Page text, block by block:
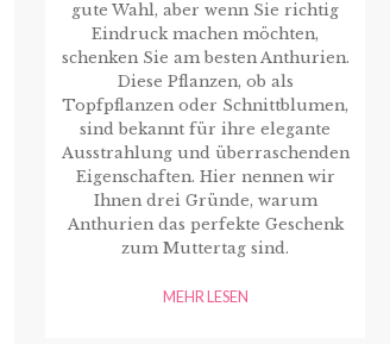
gute Wahl, aber wenn Sie richtig
Eindruck machen möchten,
schenken Sie am besten Anthurien.
Diese Pflanzen, ob als
Topfpflanzen oder Schnittblumen,
sind bekannt für ihre elegante
Ausstrahlung und überraschenden
Eigenschaften. Hier nennen wir
Ihnen drei Gründe, warum
Anthurien das perfekte Geschenk
zum Muttertag sind.
MEHR LESEN